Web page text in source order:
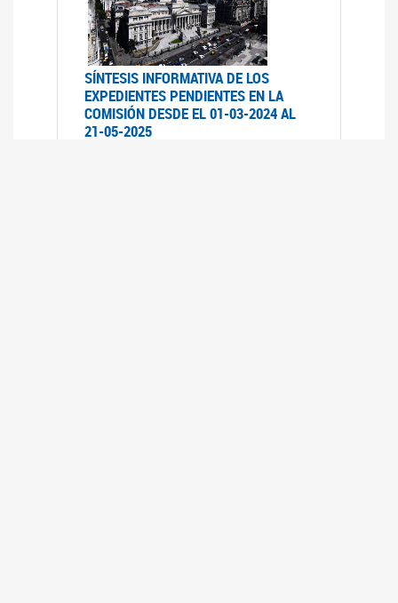
SÍNTESIS INFORMATIVA DE LOS
EXPEDIENTES PENDIENTES EN LA
COMISIÓN DESDE EL 01-03-2024 AL
21-05-2025